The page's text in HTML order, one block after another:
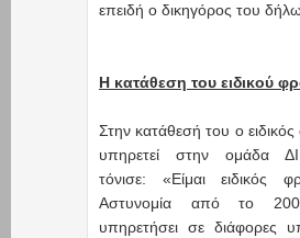
επειδή ο δικηγόρος του
Η κατάθεση του ειδικού
Στην κατάθεσή του ο
υπηρετεί στην ομάδα
τόνισε: «Είμαι ειδικός
Αστυνομία από το
υπηρετήσει σε διάφορες